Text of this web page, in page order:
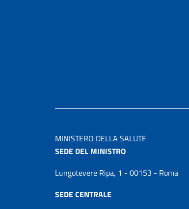
MINISTERO DELLA SALUTE
SEDE DEL MINISTRO
Lungotevere Ripa, 1 - 00153 - Roma
SEDE CENTRALE